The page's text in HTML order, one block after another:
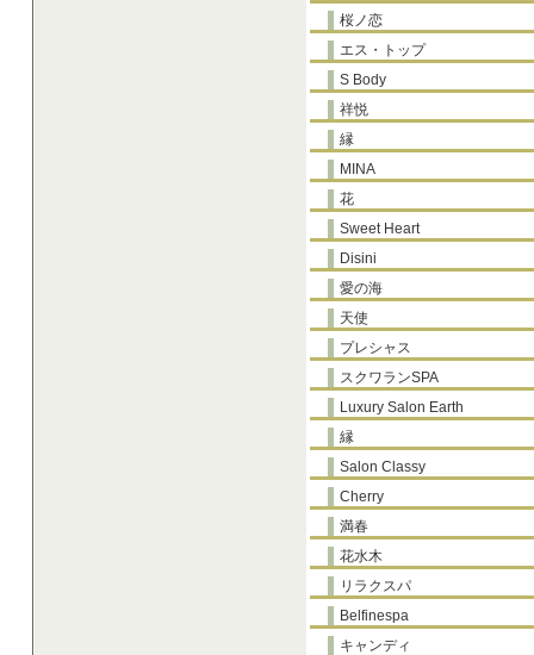
桜ノ恋
エス・トップ
S Body
祥悦
縁
MINA
花
Sweet Heart
Disini
愛の海
天使
プレシャス
スクワランSPA
Luxury Salon Earth
縁
Salon Classy
Cherry
満春
花水木
リラクスパ
Belfinespa
キャンディ